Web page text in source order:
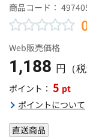
商品コード：
Web販売価格
1,188 円（税
ポイント： 5 pt
ポイントについて
直送商品